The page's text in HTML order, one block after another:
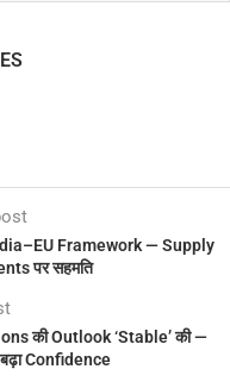
Framework — Supply
पर सहमति
की Outlook ‘Stable’ की —
Confidence